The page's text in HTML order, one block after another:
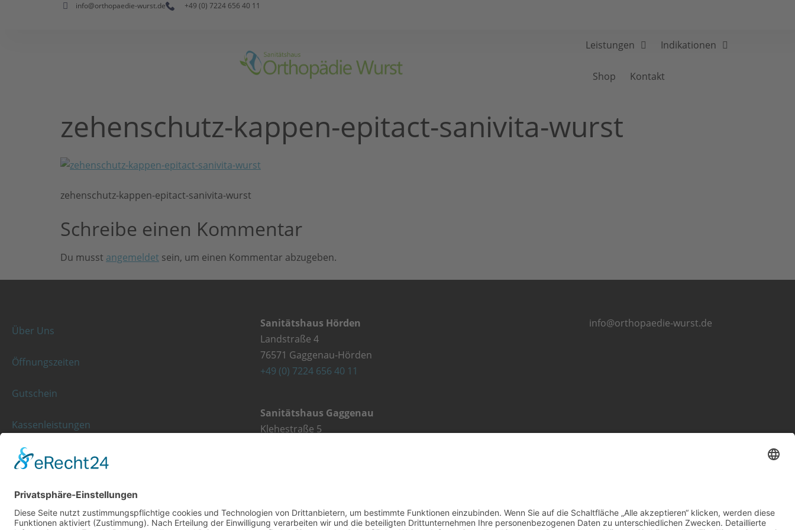
info@orthopaedie-wurst.de +49 (0) 7224 656 40 11
Leistungen Indikationen
Shop Kontakt
zehenschutz-kappen-epitact-sanivita-wurst
zehenschutz-kappen-epitact-sanivita-wurst
Schreibe einen Kommentar
Du musst angemeldet sein, um einen Kommentar abzugeben.
Über Uns
Öffnungszeiten
Gutschein
Kassenleistungen
Rezeptgebühr
Sanitätshaus Hörden
Landstraße 4
76571 Gaggenau-Hörden
+49 (0) 7224 656 40 11
Sanitätshaus Gaggenau
Klehestraße 5
info@orthopaedie-wurst.de